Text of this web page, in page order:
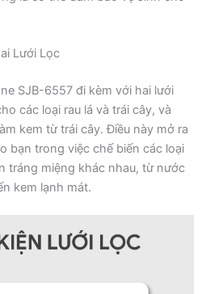
Lưới Lọc
SJB-6557 đi kèm với hai lưới
các loại rau lá và trái cây, và
kem từ trái cây. Điều này mở ra
bạn trong việc chế biến các loại
tráng miệng khác nhau, từ nước
kem lạnh mát.